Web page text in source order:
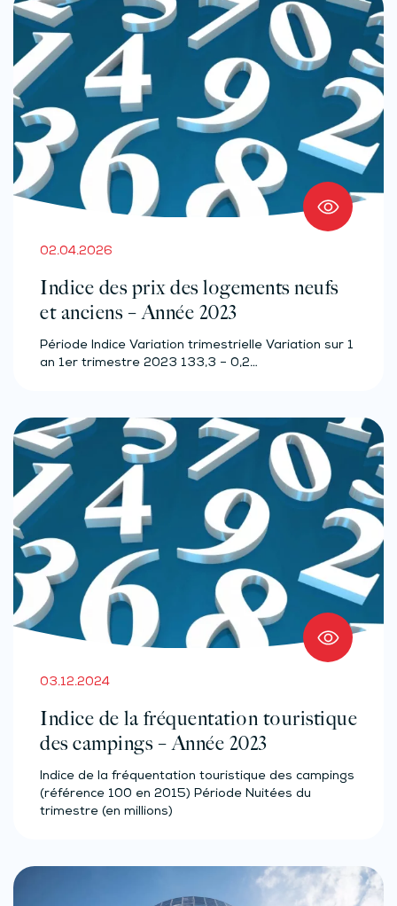
02.04.2026
Indice des prix des logements neufs
et anciens – Année 2023
Période Indice Variation trimestrielle Variation sur 1
an 1er trimestre 2023 133,3 – 0,2…
03.12.2024
Indice de la fréquentation touristique
des campings – Année 2023
Indice de la fréquentation touristique des campings
(référence 100 en 2015) Période Nuitées du
trimestre (en millions)